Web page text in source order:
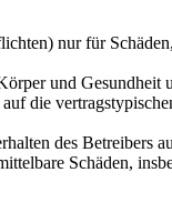
nur für
und Gesundheit
die
des Betreibers
Schäden,